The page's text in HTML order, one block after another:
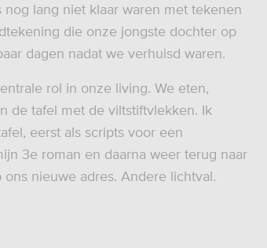
lang niet klaar waren met tekenen
die onze jongste dochter op
dagen nadat we verhuisd waren.
rol in onze living. We eten,
de tafel met de viltstiftvlekken. Ik
eerst als scripts voor een
3e roman en daarna weer terug naar
nieuwe adres. Andere lichtval.